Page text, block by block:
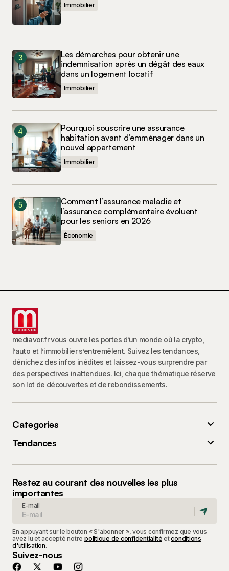
Immobilier
Les démarches pour obtenir une
indemnisation après un dégât des eaux
dans un logement locatif
Immobilier
Pourquoi souscrire une assurance
habitation avant d’emménager dans un
nouvel appartement
Immobilier
Comment l’assurance maladie et
l’assurance complémentaire évoluent
pour les seniors en 2026
Économie
mediavor.fr vous ouvre les portes d’un monde où la crypto,
l’auto et l’immobilier s’entremêlent. Suivez les tendances,
dénichez des infos inédites et laissez-vous surprendre par
des perspectives inattendues. Ici, chaque thématique réserve
son lot de découvertes et de rebondissements.
Categories
Tendances
Restez au courant des nouvelles les plus
importantes
E-mail
En appuyant sur le bouton « S'abonner », vous confirmez que vous
avez lu et accepté notre politique de confidentialité etconditions
d'utilisation.
Suivez-nous